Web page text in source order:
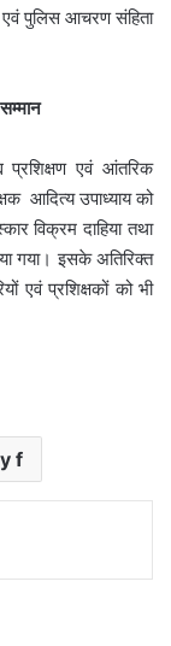
एवं पुलिस आचरण संहिता
प्रशिक्षण एवं आंतरिक
आदित्य उपाध्याय को
विक्रम दाहिया तथा
गया। इसके अतिरिक्‍त
एवं प्रशिक्षकों को भी
f